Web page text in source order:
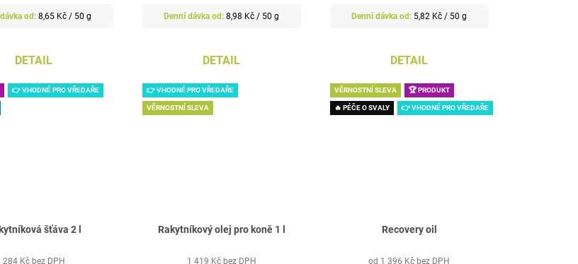
Měrná
8,65 Kč / 50 g
DETAIL
Měrná
8,98 Kč / 50 g
DETAIL
Měrná
5,82 Kč / 50 g
DETAIL
👉 VHODNÉ PRO VŘEDAŘE
šťáva 2 l
284 Kč bez DPH
👉 VHODNÉ PRO VŘEDAŘE
VĚRNOSTNÍ SLEVA
Rakytníkový olej pro koně 1 l
1 419 Kč bez DPH
VĚRNOSTNÍ SLEVA 🏆 PRODUKT
🔥 PÉČE O SVALY 👉 VHODNÉ PRO VŘEDAŘE
Recovery oil
od 1 396 Kč bez DPH